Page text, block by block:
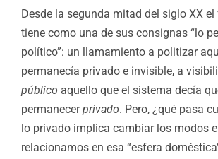
Desde la segunda mitad del siglo XX
tiene como una de sus consignas “lo
político”: un llamamiento a politizar
permanecía privado e invisible, a
público aquello que el sistema decía
permanecerprivado. Pero, ¿qué pasa
lo privado implica cambiar los modos
relacionamos en esa “esfera